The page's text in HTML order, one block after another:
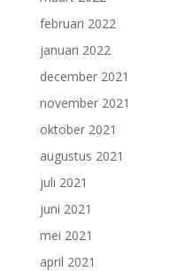
februari 2022
januari 2022
december 2021
november 2021
oktober 2021
augustus 2021
juli 2021
juni 2021
mei 2021
april 2021